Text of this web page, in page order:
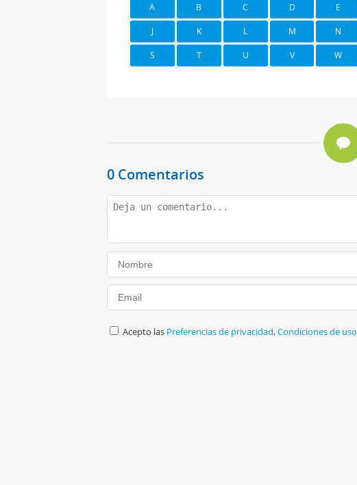
A B C D E
J K L M N
S T U V W
0 Comentarios
Acepto las Preferencias de privacidad,Condiciones de uso